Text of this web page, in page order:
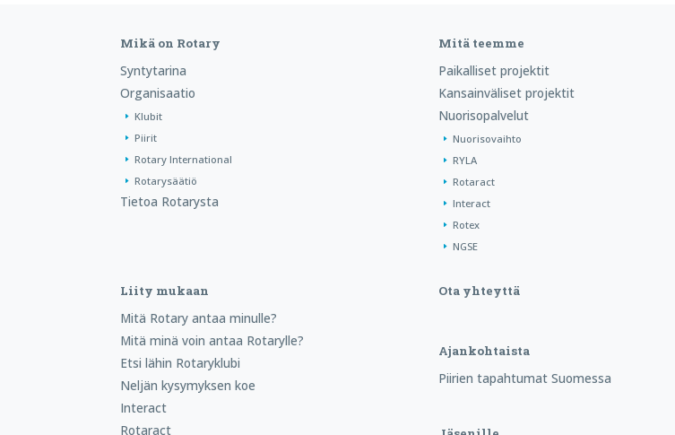
Mikä on Rotary
Syntytarina
Organisaatio
Klubit
Piirit
Rotary International
Rotarysäätiö
Tietoa Rotarysta
Mitä teemme
Paikalliset projektit
Kansainväliset projektit
Nuorisopalvelut
Nuorisovaihto
RYLA
Rotaract
Interact
Rotex
NGSE
Liity mukaan
Mitä Rotary antaa minulle?
Mitä minä voin antaa Rotarylle?
Etsi lähin Rotaryklubi
Neljän kysymyksen koe
Interact
Rotaract
Ota yhteyttä
Ajankohtaista
Piirien tapahtumat Suomessa